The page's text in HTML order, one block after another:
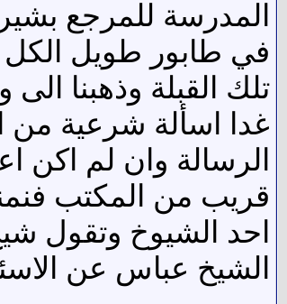
المدرسة للمرجع
في طابور طويل
تلك القبلة وذهبنا
غدا اسألة شرعية من
الرسالة وان لم اكن
قريب من المكتب
احد الشيوخ وتقول
الشيخ عباس عن